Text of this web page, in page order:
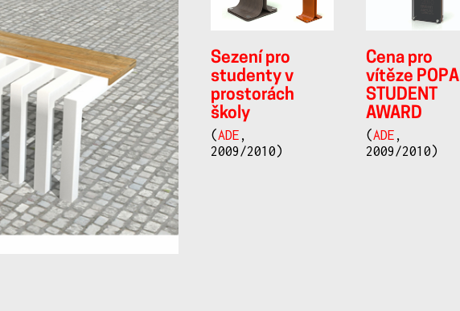
Sezení pro
studenty v
prostorách
školy
(ADE ,
2009/2010)
Cena pro
vítěze POPAI
STUDENT
AWARD
(ADE ,
2009/2010)